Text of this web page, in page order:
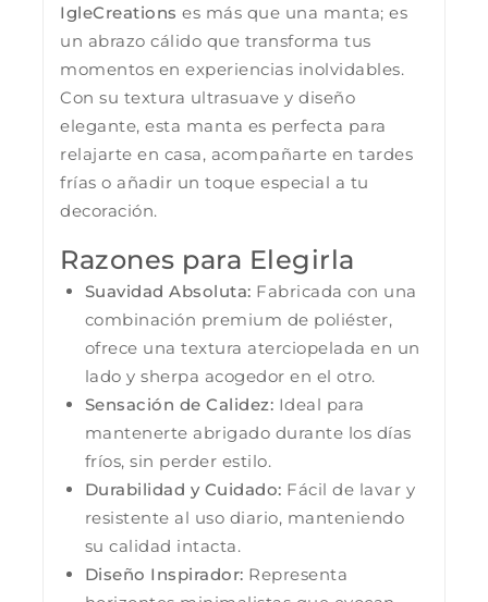
IgleCreations es más que una manta; es
un abrazo cálido que transforma tus
momentos en experiencias inolvidables.
Con su textura ultrasuave y diseño
elegante, esta manta es perfecta para
relajarte en casa, acompañarte en tardes
frías o añadir un toque especial a tu
decoración.
Razones para Elegirla
Suavidad Absoluta: Fabricada con una
combinación premium de poliéster,
ofrece una textura aterciopelada en un
lado y sherpa acogedor en el otro.
Sensación de Calidez: Ideal para
mantenerte abrigado durante los días
fríos, sin perder estilo.
Durabilidad y Cuidado: Fácil de lavar y
resistente al uso diario, manteniendo
su calidad intacta.
Diseño Inspirador: Representa